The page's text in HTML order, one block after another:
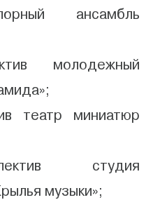
ансамбль
молодежный
театр миниатюр
студия
музыки»;